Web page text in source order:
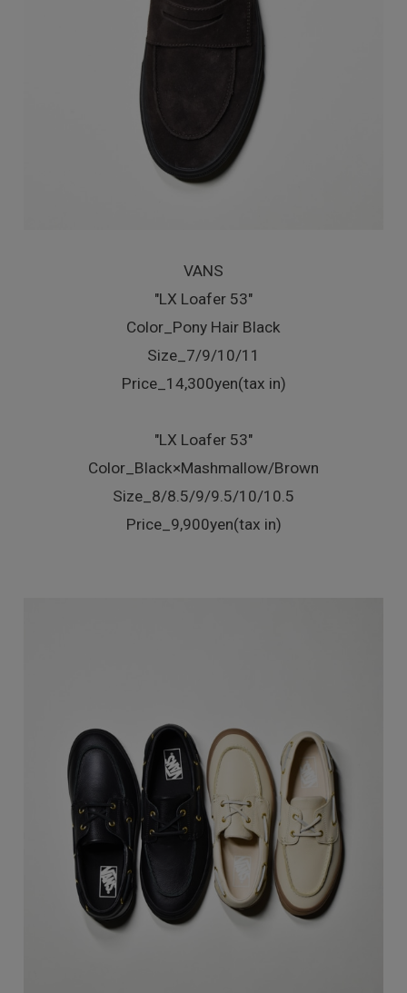
VANS
"LX Loafer 53"
Color_Pony Hair Black
Size_7/9/10/11
Price_14,300yen(tax in)
"LX Loafer 53"
Color_Black×Mashmallow/Brown
Size_8/8.5/9/9.5/10/10.5
Price_9,900yen(tax in)